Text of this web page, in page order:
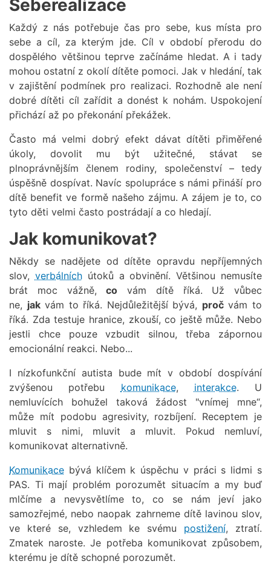
Seberealizace
Každý z nás potřebuje čas pro sebe, kus místa pro
sebe a cíl, za kterým jde. Cíl v období přerodu do
dospělého většinou teprve začínáme hledat. A i tady
mohou ostatní z okolí dítěte pomoci. Jak v hledání, tak
v zajištění podmínek pro realizaci. Rozhodně ale není
dobré dítěti cíl zařídit a donést k nohám. Uspokojení
přichází až po překonání překážek.
Často má velmi dobrý efekt dávat dítěti přiměřené
úkoly, dovolit mu být užitečné, stávat se
plnoprávnějším členem rodiny, společenství – tedy
úspěšně dospívat. Navíc spolupráce s námi přináší pro
dítě benefit ve formě našeho zájmu. A zájem je to, co
tyto děti velmi často postrádají a co hledají.
Jak komunikovat?
Někdy se nadějete od dítěte opravdu nepříjemných
slov, verbálníchútoků a obvinění. Většinou nemusíte
brát moc vážně,co vám dítě říká. Už vůbec
ne, jakvám to říká. Nejdůležitější bývá, pročvám to
říká. Zda testuje hranice, zkouší, co ještě může. Nebo
jestli chce pouze vzbudit silnou, třeba zápornou
emocionální reakci. Nebo...
I nízkofunkční autista bude mít v období dospívání
zvýšenou potřebu komunikace, interakce. U
nemluvících bohužel taková žádost "vnímej mne“,
může mít podobu agresivity, rozbíjení. Receptem je
mluvit s nimi, mluvit a mluvit. Pokud nemluví,
komunikovat alternativně.
Komunikace bývá klíčem k úspěchu v práci s lidmi s
PAS. Ti mají problém porozumět situacím a my buď
mlčíme a nevysvětlíme to, co se nám jeví jako
samozřejmé, nebo naopak zahrneme dítě lavinou slov,
ve které se, vzhledem ke svému postižení, ztratí.
Zmatek naroste. Je potřeba komunikovat způsobem,
kterému je dítě schopné porozumět.